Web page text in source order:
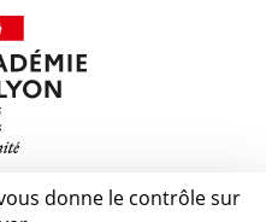
donne le contrôle sur